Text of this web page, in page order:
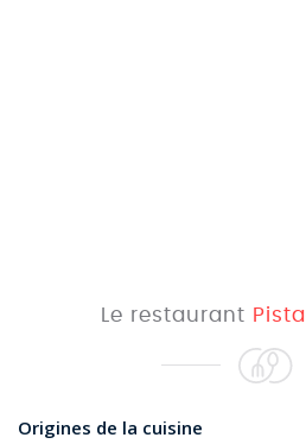
Le restaurant
Origines de la cuisine